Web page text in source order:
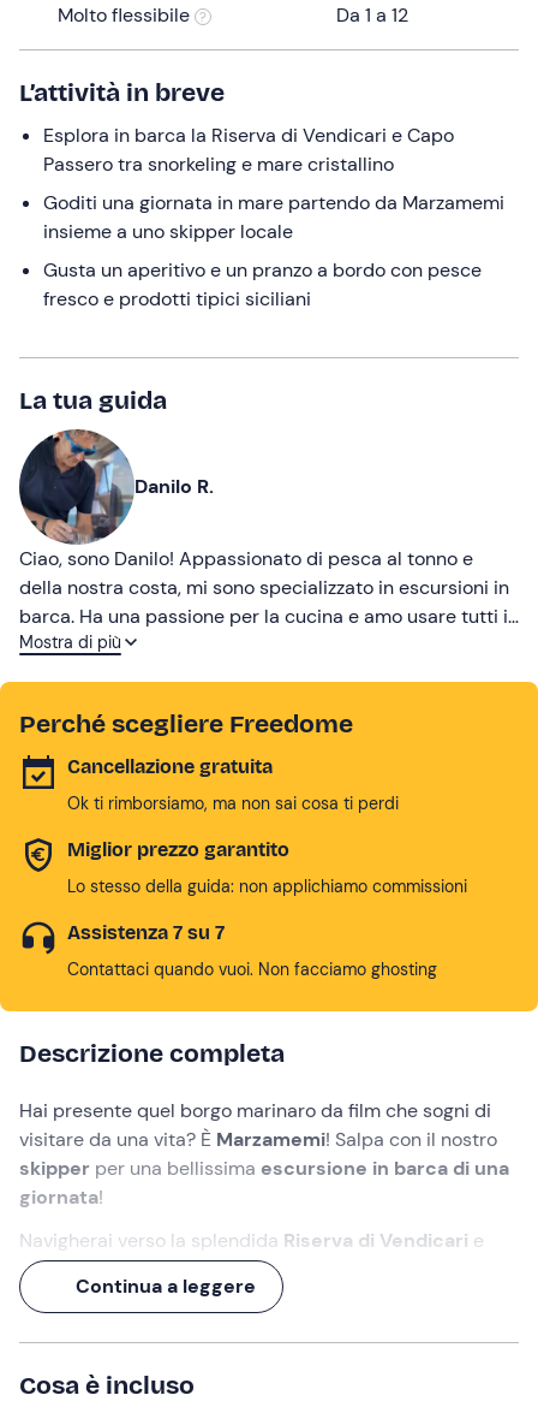
keyboard
shortcuts
for
changing
dates.
Molto flessibile
Da 1 a 12
L’attività in breve
Esplora in barca la Riserva di Vendicari e Capo
Passero tra snorkeling e mare cristallino
Goditi una giornata in mare partendo da Marzamemi
insieme a uno skipper locale
Gusta un aperitivo e un pranzo a bordo con pesce
fresco e prodotti tipici siciliani
La tua guida
Danilo R.
Ciao, sono Danilo! Appassionato di pesca al tonno e
della nostra costa, mi sono specializzato in escursioni in
barca. Ha una passione per la cucina e amo usare tutti i
buonissimi prodotti locali!
Mostra di più
Perché scegliere Freedome
Cancellazione gratuita
Ok ti rimborsiamo, ma non sai cosa ti perdi
Miglior prezzo garantito
Lo stesso della guida: non applichiamo commissioni
Assistenza 7 su 7
Contattaci quando vuoi. Non facciamo ghosting
Descrizione completa
Hai presente quel borgo marinaro da film che sogni di
visitare da una vita? È Marzamemi! Salpa con il nostro
skipper per una bellissima escursione in barca di una
giornata!
Navigherai verso la splendida Riserva di Vendicari e
l'Isola di Capo Passero, muovendoti tra storia antica e
oasi naturali incontaminate.
A bordo ti aspettano ungustoso aperitivoe unpranzo
a base di pesce fresco locale
Continua a leggere
Cosa è incluso